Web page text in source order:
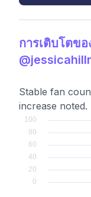
การเติบโตข
Stable fan
increase noted.